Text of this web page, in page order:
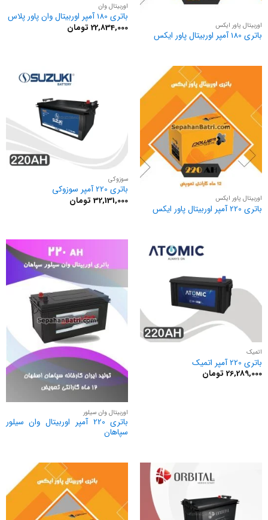
اوربیتال پاور ایکس
باتری 180 آمپر اوربیتال پاور ایکس
اوربیتال وان
باتری 180 آمپر اوربیتال وان پاور پلاس
22,834,000 تومان
اوربیتال پاور ایکس
باتری 220 آمپر اوربیتال پاور ایکس
سوزوکی
باتری 220 آمپر سوزوکی
32,131,000 تومان
اتمیک
باتری 220 آمپر اتمیک
26,289,000 تومان
اوربیتال وان سیلور
باتری 220 آمپر اوربیتال وان سیلور
سپاهان